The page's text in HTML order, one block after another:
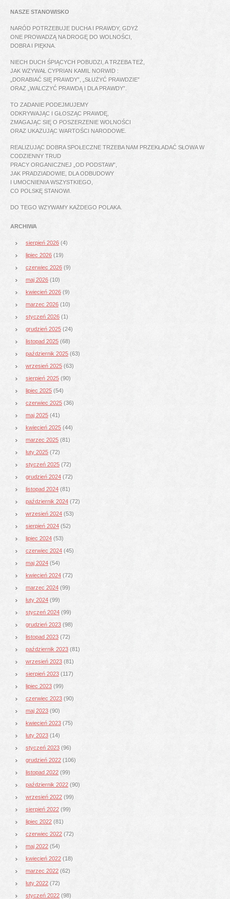
NASZE STANOWISKO
NARÓD POTRZEBUJE DUCHA I PRAWDY, GDYŻ
ONE PROWADZĄ NA DROGĘ DO WOLNOŚCI,
DOBRA I PIĘKNA.
NIECH DUCH ŚPIĄCYCH POBUDZI, A TRZEBA TEŻ,
JAK WZYWAŁ CYPRIAN KAMIL NORWID :
„DORABIAĆ SIĘ PRAWDY”, „SŁUŻYĆ PRAWDZIE”
ORAZ „WALCZYĆ PRAWDĄ I DLA PRAWDY”.
TO ZADANIE PODEJMUJEMY
ODKRYWAJĄC I GŁOSZĄC PRAWDĘ,
ZMAGAJĄC SIĘ O POSZERZENIE WOLNOŚCI
ORAZ UKAZUJĄC WARTOŚCI NARODOWE.
REALIZUJĄC DOBRA SPOŁECZNE TRZEBA NAM PRZEKŁADAĆ SŁOWA W
CODZIENNY TRUD
PRACY ORGANICZNEJ „OD PODSTAW”,
JAK PRADZIADOWIE, DLA ODBUDOWY
I UMOCNIENIA WSZYSTKIEGO,
CO POLSKĘ STANOWI.
DO TEGO WZYWAMY KAŻDEGO POLAKA.
ARCHIWA
sierpień 2026 (4)
lipiec 2026 (19)
czerwiec 2026 (9)
maj 2026 (10)
kwiecień 2026 (9)
marzec 2026 (10)
styczeń 2026 (1)
grudzień 2025 (24)
listopad 2025 (68)
październik 2025 (63)
wrzesień 2025 (63)
sierpień 2025 (90)
lipiec 2025 (54)
czerwiec 2025 (36)
maj 2025 (41)
kwiecień 2025 (44)
marzec 2025 (81)
luty 2025 (72)
styczeń 2025 (72)
grudzień 2024 (72)
listopad 2024 (81)
październik 2024 (72)
wrzesień 2024 (53)
sierpień 2024 (52)
lipiec 2024 (53)
czerwiec 2024 (45)
maj 2024 (54)
kwiecień 2024 (72)
marzec 2024 (99)
luty 2024 (99)
styczeń 2024 (99)
grudzień 2023 (98)
listopad 2023 (72)
październik 2023 (81)
wrzesień 2023 (81)
sierpień 2023 (117)
lipiec 2023 (99)
czerwiec 2023 (90)
maj 2023 (90)
kwiecień 2023 (75)
luty 2023 (14)
styczeń 2023 (96)
grudzień 2022 (106)
listopad 2022 (99)
październik 2022 (90)
wrzesień 2022 (99)
sierpień 2022 (99)
lipiec 2022 (81)
czerwiec 2022 (72)
maj 2022 (54)
kwiecień 2022 (18)
marzec 2022 (62)
luty 2022 (72)
styczeń 2022 (98)